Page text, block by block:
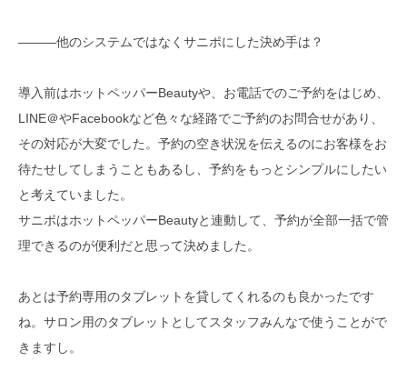
―――他のシステムではなくサニポにした決め手は？
導入前はホットペッパーBeautyや、お電話でのご予約をはじめ、
LINE＠やFacebookなど色々な経路でご予約のお問合せがあり、
その対応が大変でした。予約の空き状況を伝えるのにお客様をお
待たせしてしまうこともあるし、予約をもっとシンプルにしたい
と考えていました。
サニポはホットペッパーBeautyと連動して、予約が全部一括で管
理できるのが便利だと思って決めました。
あとは予約専用のタブレットを貸してくれるのも良かったです
ね。サロン用のタブレットとしてスタッフみんなで使うことがで
きますし。